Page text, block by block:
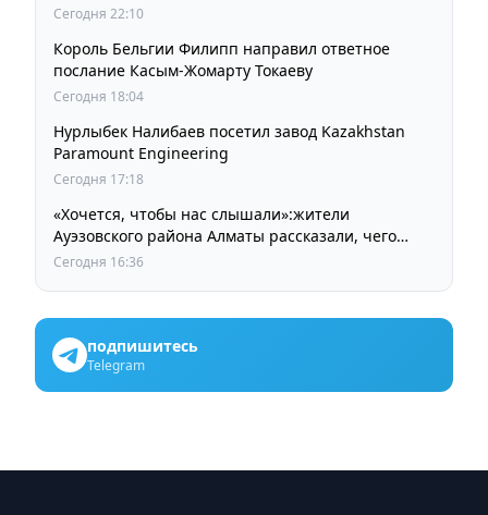
Сегодня 22:10
Король Бельгии Филипп направил ответное
послание Касым-Жомарту Токаеву
Сегодня 18:04
Нурлыбек Налибаев посетил завод Kazakhstan
Paramount Engineering
Сегодня 17:18
«Хочется, чтобы нас слышали»:жители
Ауэзовского района Алматы рассказали, чего
ждут от выборов депутатов Курултая
Сегодня 16:36
подпишитесь
Telegram